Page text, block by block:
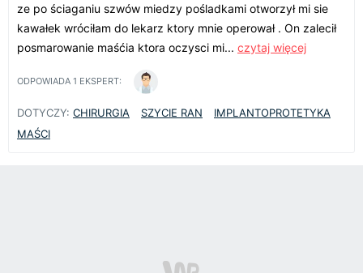
ze po ściaganiu szwów miedzy pośladkami otworzył mi sie
kawałek wróciłam do lekarz ktory mnie operował . On zalecił
posmarowanie maśćia ktora oczysci mi... czytaj więcej
ODPOWIADA 1 EKSPERT:
DOTYCZY: CHIRURGIA SZYCIE RAN
IMPLANTOPROTETYKA
MAŚCI